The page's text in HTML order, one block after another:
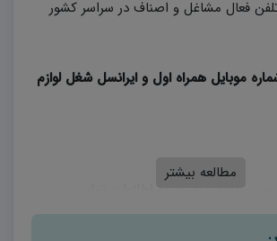
فعال مشاغل و اصناف در سراسر کشور
موبایل همراه اول و ایرانسل شغل لوازم
مطالعه بیشتر